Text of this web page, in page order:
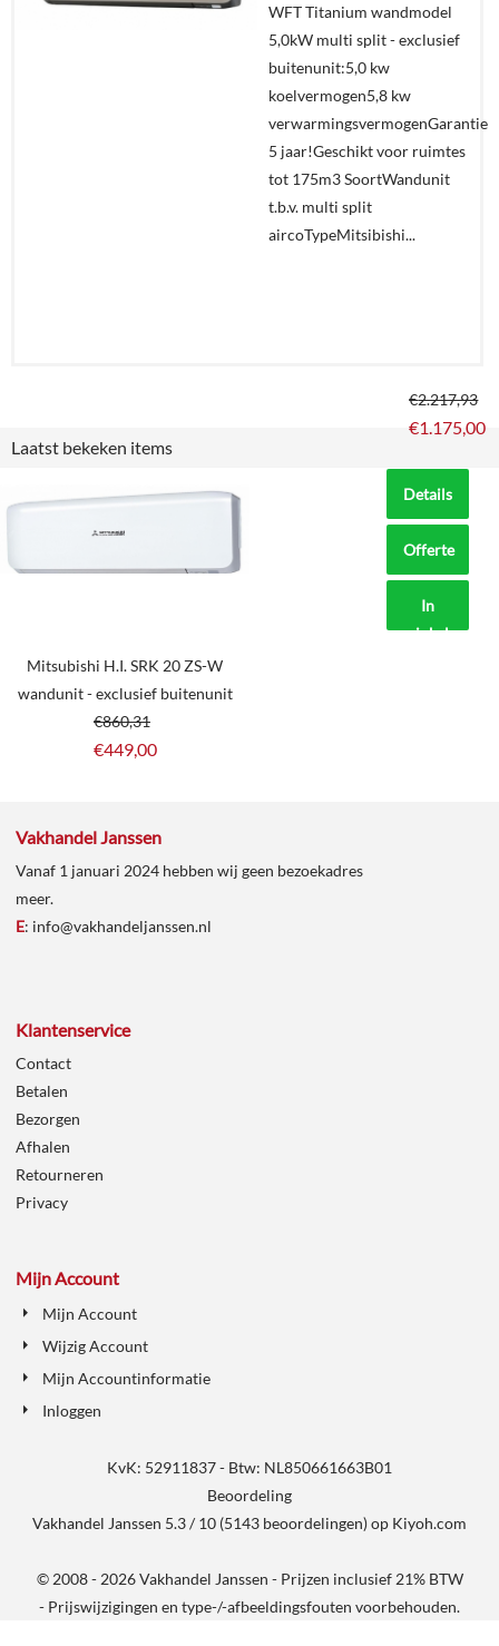
Offerte
aanvragen?
winkelmand
WFT Titanium wandmodel
5,0kW multi split - exclusief
buitenunit:5,0 kw
koelvermogen5,8 kw
verwarmingsvermogenGarantie
5 jaar!Geschikt voor ruimtes
tot 175m3 SoortWandunit
t.b.v. multi split
aircoTypeMitsibishi...
€2.217,93
€1.175,00
Details
Offerte
aanvragen?
In
winkelmand
Laatst bekeken items
Mitsubishi H.I. SRK 20 ZS-W
wandunit - exclusief buitenunit
€860,31
€449,00
Vakhandel Janssen
Vanaf 1 januari 2024 hebben wij geen bezoekadres
meer.
E: info@vakhandeljanssen.nl
Klantenservice
Contact
Betalen
Bezorgen
Afhalen
Retourneren
Privacy
Mijn Account
Mijn Account
Wijzig Account
Mijn Accountinformatie
Inloggen
KvK: 52911837 - Btw: NL850661663B01
Beoordeling
Vakhandel Janssen 5.3/10 (5143 beoordelingen) op Kiyoh.com
© 2008 - 2026 Vakhandel Janssen - Prijzen inclusief 21% BTW
- Prijswijzigingen en type-/-afbeeldingsfouten voorbehouden.